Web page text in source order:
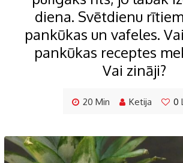
diena. Svētdienu
pankūkas un vafeles.
pankūkas receptes
Vai zināji?
20 Min Ketija 0